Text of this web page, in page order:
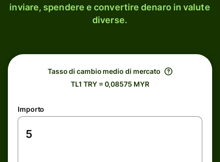
inviare, spendere e convertire denaro in valute
diverse.
Tasso di cambio medio di mercato
TL1 TRY = 0,08575 MYR
Importo